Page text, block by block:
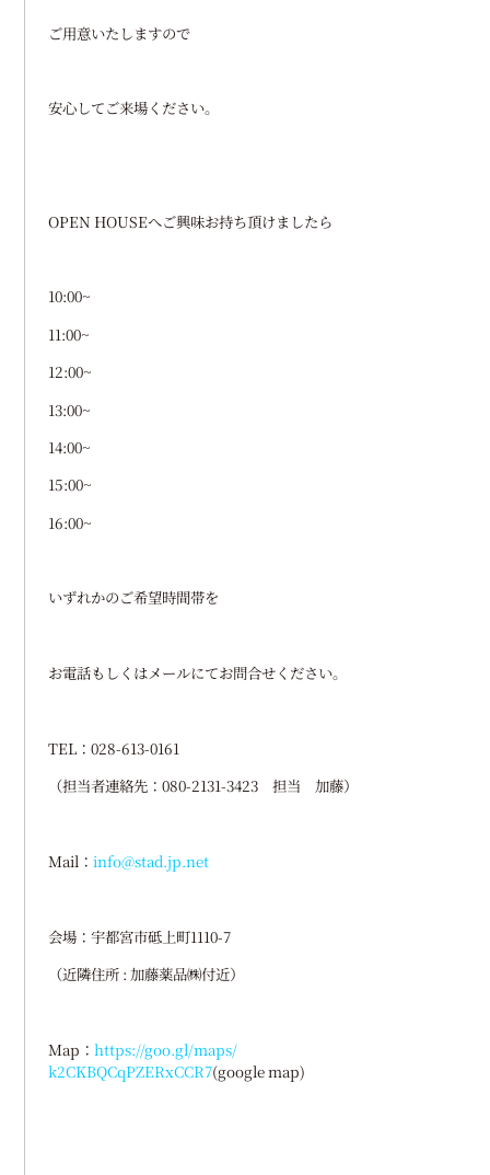
ご用意いたしますので
安心してご来場ください。
OPEN HOUSEへご興味お持ち頂けましたら
10:00~
11:00~
12:00~
13:00~
14:00~
15:00~
16:00~
いずれかのご希望時間帯を
お電話もしくはメールにてお問合せください。
TEL：028-613-0161
（担当者連絡先：080-2131-3423 担当 加藤）
Mail： info@stad.jp.net
会場：宇都宮市砥上町1110-7
（近隣住所 : 加藤薬品㈱付近）
Map： https://goo.gl/maps/
k2CKBQCqPZERxCCR7(google map)